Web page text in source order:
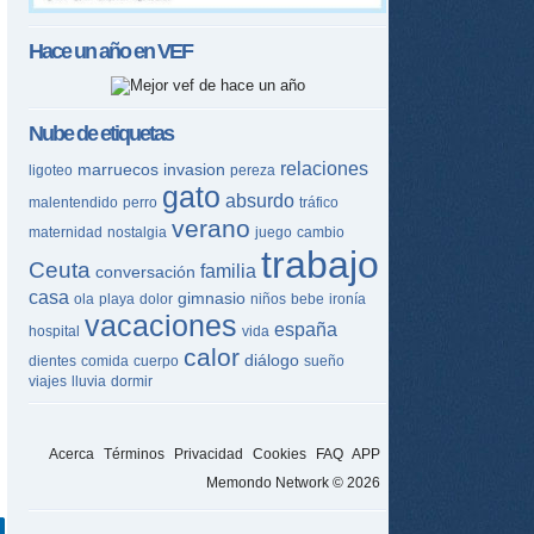
Hace un año enVEF
Nube de etiquetas
ligoteo marruecos invasion pereza relaciones
malentendido perro gato absurdo tráfico
maternidad nostalgia verano juego cambio
Ceuta conversación familia trabajo
casa ola playa dolor gimnasio niños bebe ironía
hospital vacaciones vida españa
dientes comida cuerpo calor diálogo sueño
viajes lluvia dormir
Acerca Términos Privacidad Cookies FAQ APP
Memondo Network © 2026